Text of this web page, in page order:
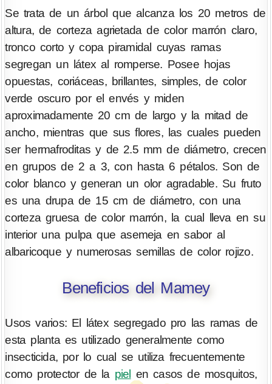
Se trata de un árbol que alcanza los 20 metros de
altura, de corteza agrietada de color marrón claro,
tronco corto y copa piramidal cuyas ramas
segregan un látex al romperse. Posee hojas
opuestas, coriáceas, brillantes, simples, de color
verde oscuro por el envés y miden
aproximadamente 20 cm de largo y la mitad de
ancho, mientras que sus flores, las cuales pueden
ser hermafroditas y de 2.5 mm de diámetro, crecen
en grupos de 2 a 3, con hasta 6 pétalos. Son de
color blanco y generan un olor agradable. Su fruto
es una drupa de 15 cm de diámetro, con una
corteza gruesa de color marrón, la cual lleva en su
interior una pulpa que asemeja en sabor al
albaricoque y numerosas semillas de color rojizo.
Beneficios del Mamey
Usos varios: El látex segregado pro las ramas de
esta planta es utilizado generalmente como
insecticida, por lo cual se utiliza frecuentemente
como protector de la piel en casos de mosquitos,